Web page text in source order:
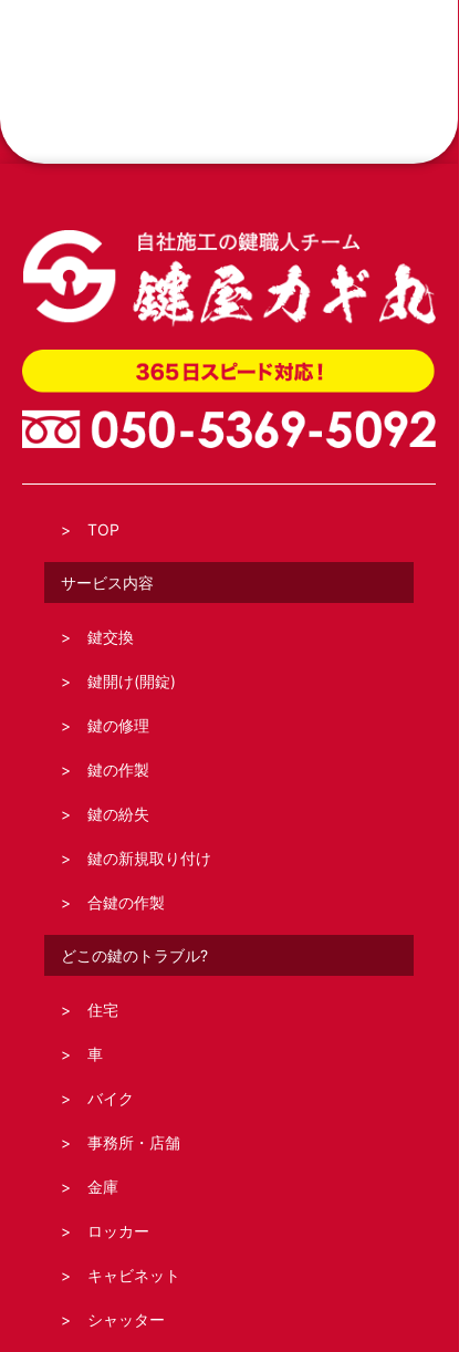
TOP
サービス内容
鍵交換
鍵開け(開錠)
鍵の修理
鍵の作製
鍵の紛失
鍵の新規取り付け
合鍵の作製
どこの鍵のトラブル?
住宅
車
バイク
事務所・店舗
金庫
ロッカー
キャビネット
シャッター